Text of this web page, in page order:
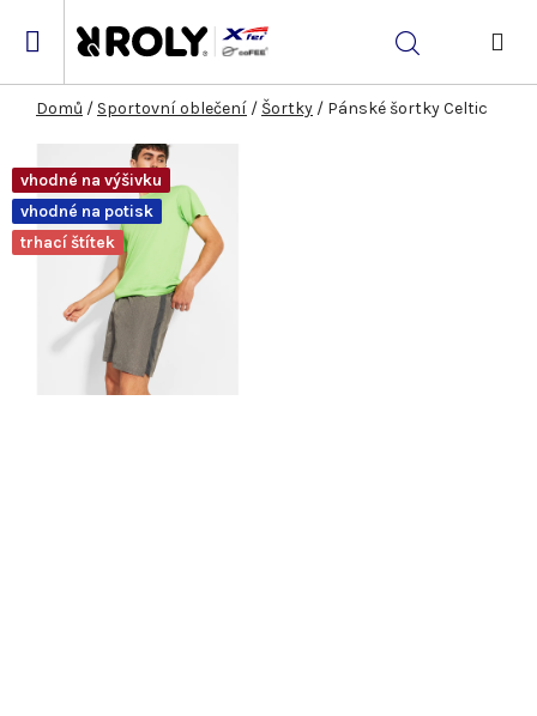
Hledat
Domů / Sportovní oblečení / Šortky / Pánské šortky Celtic
vhodné na výšivku
vhodné na potisk
trhací štítek